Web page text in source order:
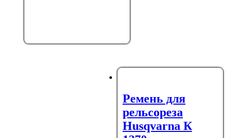
Ремень для
рельсореза
Husqvarna К